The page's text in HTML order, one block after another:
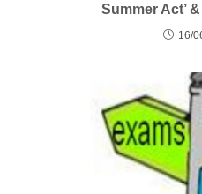
Summer Act’
16/